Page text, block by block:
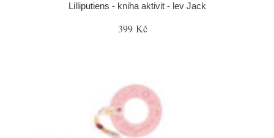
Lilliputiens - kniha aktivit - lev Jack
399 Kč